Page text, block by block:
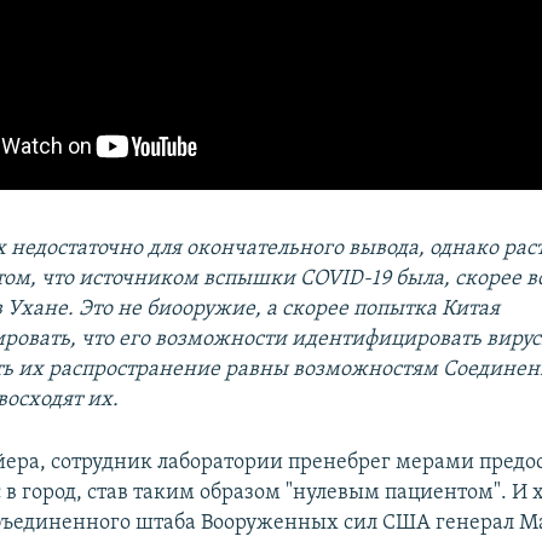
для окончательного вывода, однако
что источником вспышки COVID-19 была, скорее
Ухане. Это не биооружие, а скорее попытка Китая
что его возможности идентифицировать
их распространение равны возможностям
их.
сотрудник лаборатории пренебрег мерами
в город, став таким образом "нулевым пациентом". И
штаба Вооруженных сил США генерал